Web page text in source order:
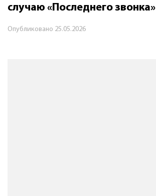
случаю «Последнего звонка»
Опубликовано 25.05.2026